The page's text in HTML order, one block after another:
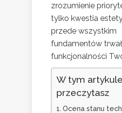
zrozumienie
tylko kwestia
przede wszystkim
fundamentów
funkcjonalności
W tym artykule
przeczytasz
Ocena stanu